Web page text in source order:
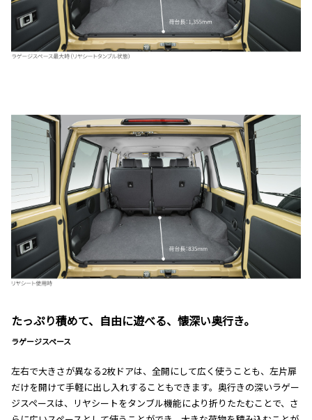
たっぷり積めて、自由に遊べる、懐深い奥行き。
ラゲージスペース
左右で大きさが異なる2枚ドアは、全開にして広く使うことも、左片扉
だけを開けて手軽に出し入れすることもできます。奥行きの深いラゲー
ジスペースは、リヤシートをタンブル機能により折りたたむことで、さ